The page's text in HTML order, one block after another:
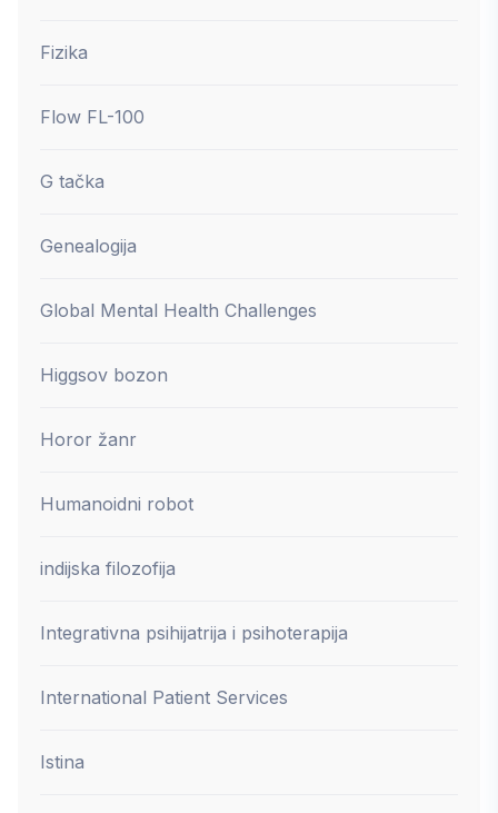
Fizika
Flow FL-100
G tačka
Genealogija
Global Mental Health Challenges
Higgsov bozon
Horor žanr
Humanoidni robot
indijska filozofija
Integrativna psihijatrija i psihoterapija
International Patient Services
Istina